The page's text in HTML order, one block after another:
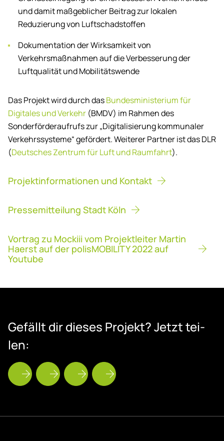
und damit maßgeblicher Beitrag zur lokalen
Reduzierung von Luftschadstoffen
Dokumentation der Wirksamkeit von
Verkehrsmaßnahmen auf die Verbesserung der
Luftqualität und Mobilitätswende
Das Projekt wird durch dasBundesministerium für
Digitales und Verkehr (BMDV) im Rahmen des
Sonderförderaufrufs zur „Digitalisierung kommunaler
Verkehrssysteme“ gefördert. Weiterer Partner ist das DLR
(Deutsches Zentrum für Luft und Raumfahrt).
Projektinformationen und Kontakt
Pressemitteilung Stadt Köln
Vortrag zu Mockiii vom Projektleiter Martin
Haerst auf der polisMOBILITY 2022 auf
Youtube
Ge­fällt dir die­ses Pro­jekt? Jetzt tei­
len: